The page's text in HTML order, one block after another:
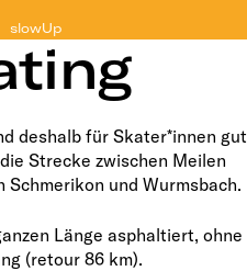
slowUp
Zürichsee
deshalb für Skater*innen gut
Strecke zwischen Meilen
Schmerikon und Wurmsbach.
Länge asphaltiert, ohne
(retour 86 km).